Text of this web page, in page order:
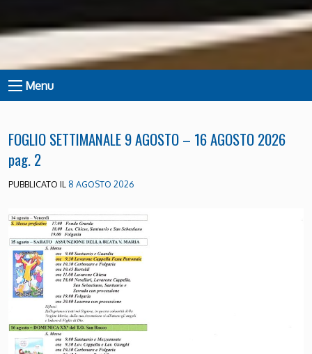
Menu
FOGLIO SETTIMANALE 9 AGOSTO – 16 AGOSTO 2026
pag. 2
PUBBLICATO IL 8 AGOSTO 2026